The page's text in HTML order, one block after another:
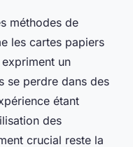
méthodes de
les cartes papiers
un
se perdre dans des
étant
des
crucial reste la